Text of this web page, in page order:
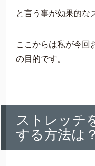
と言う事が効果的な
ここからは私が今回
の目的です。
ストレッチ
する方法は？